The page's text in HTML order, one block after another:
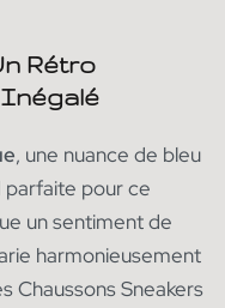
Rétro
, une nuance de bleu
parfaite pour ce
un sentiment de
harmonieusement
Chaussons Sneakers